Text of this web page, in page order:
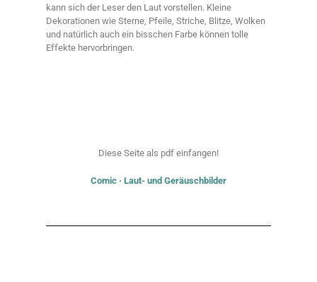
kann sich der Leser den Laut vorstellen. Kleine
Dekorationen wie Sterne, Pfeile, Striche, Blitze, Wolken
und natürlich auch ein bisschen Farbe können tolle
Effekte hervorbringen.
Diese Seite als pdf einfangen!
Comic · Laut- und Geräuschbilder